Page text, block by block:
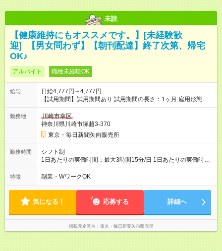
未読
【健康維持にもオススメです。】[未経験歓
迎] 【男女問わず】【朝刊配達】終了次第、帰宅
OK♪
アルバイト 職種未経験OK
給与
日給4,777円～4,777円
【試用期間】試用期間あり 試用期間の長さ：1ヶ月 雇用形態、
給与は本採用時と同じです。
勤務地
川崎市幸区
神奈川県川崎市塚越3-370
東京・毎日新聞矢向販売所
勤務時間
シフト制
1日あたりの実働時間：最大3時間15分/日 1日あたりの実働時
間：3.25時間 シフト例 ・AM0時15分～3時30分※早く終わって
も日給保障
特徴 副業・WワークOK
気になる！ 応募する 詳細へ
掲載元企業名 東京・毎日新聞矢向販売所